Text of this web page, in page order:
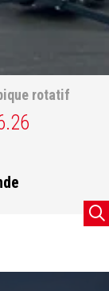
rotatif